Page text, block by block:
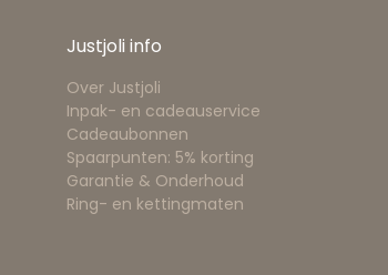
Justjoli info
Over Justjoli
Inpak- en cadeauservice
Cadeaubonnen
Spaarpunten: 5% korting
Garantie & Onderhoud
Ring- en kettingmaten